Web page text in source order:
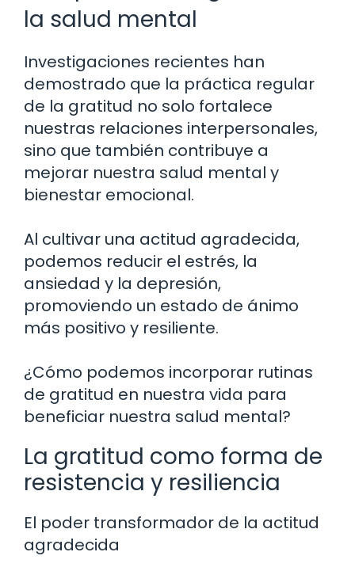
la salud mental
Investigaciones recientes han
demostrado que la práctica regular
de la gratitud no solo fortalece
nuestras relaciones interpersonales,
sino que también contribuye a
mejorar nuestra salud mental y
bienestar emocional.
Al cultivar una actitud agradecida,
podemos reducir el estrés, la
ansiedad y la depresión,
promoviendo un estado de ánimo
más positivo y resiliente.
¿Cómo podemos incorporar rutinas
de gratitud en nuestra vida para
beneficiar nuestra salud mental?
La gratitud como forma de
resistencia y resiliencia
El poder transformador de la actitud
agradecida